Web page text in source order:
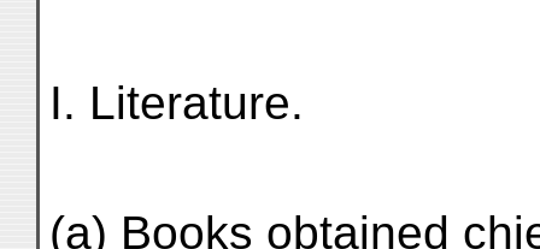
I. Literature.
(a) Books obtained